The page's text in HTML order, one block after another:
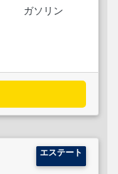
ガソリン
エステート